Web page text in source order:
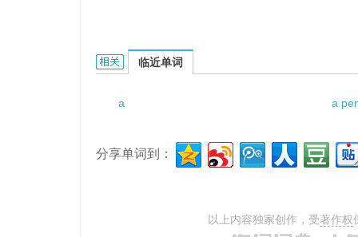
a point where blood assembles的相关资料：
临近单词
a a
分享单词到：
以上内容独家创作，受著作权